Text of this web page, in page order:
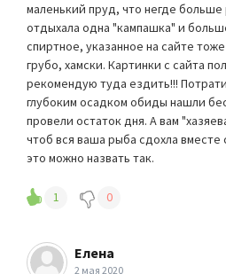
маленький пруд, что негде
отдыхала одна "кампашка" и
спиртное, указанное на сайте
грубо, хамски. Картинки с сайта
рекомендую туда ездить!!!
глубоким осадком обиды нашли
провели остаток дня. А вам
чтоб вся ваша рыба сдохла
это можно назвать так.
1 0
Елена
2 мая 2020